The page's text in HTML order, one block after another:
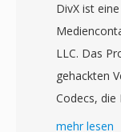
Funktionen
Mehrkanal-
für
DivX ist
LLC. Das
gehackten
Codecs, die
doch der
mehr lesen